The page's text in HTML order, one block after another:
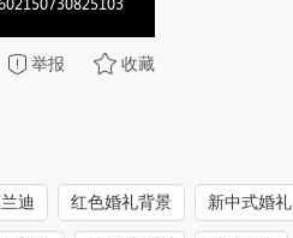
举报 收藏
迪 红色婚礼背景 新中式婚礼